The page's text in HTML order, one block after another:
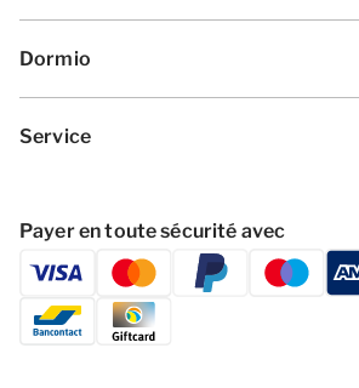
Dormio
Service
Payer en toute sécurité avec